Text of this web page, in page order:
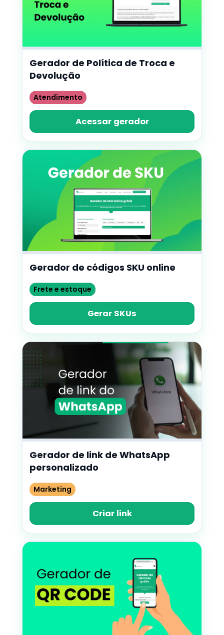
Gerador de Política de Troca e
Devolução
Atendimento
Acessar gerador
Gerador de códigos SKU online
Frete e estoque
Gerar SKUs
Gerador de link de WhatsApp
personalizado
Marketing
Criar link